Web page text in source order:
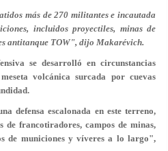
más de 270 militantes e incautada
incluidos proyectiles, minas de
antitanque TOW", dijo Makarévich.
se desarrolló en circunstancias
volcánica surcada por cuevas
defensa escalonada en este terreno,
de francotiradores, campos de minas,
de municiones y víveres a lo largo",